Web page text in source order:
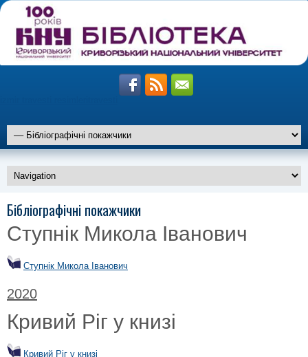
travesti
marmaris
travesti
istanbul
travesti
Бібліографічні покажчики
Ступнік Микола Іванович
Ступнік Микола Іванович
2020
Кривий Ріг у книзі
Кривий Ріг у книзі